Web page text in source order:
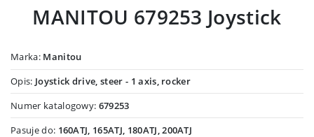
MANITOU 679253 Joystick
Marka: Manitou
Opis: Joystick drive, steer - 1 axis, rocker
Numer katalogowy: 679253
Pasuje do: 160ATJ, 165ATJ, 180ATJ, 200ATJ